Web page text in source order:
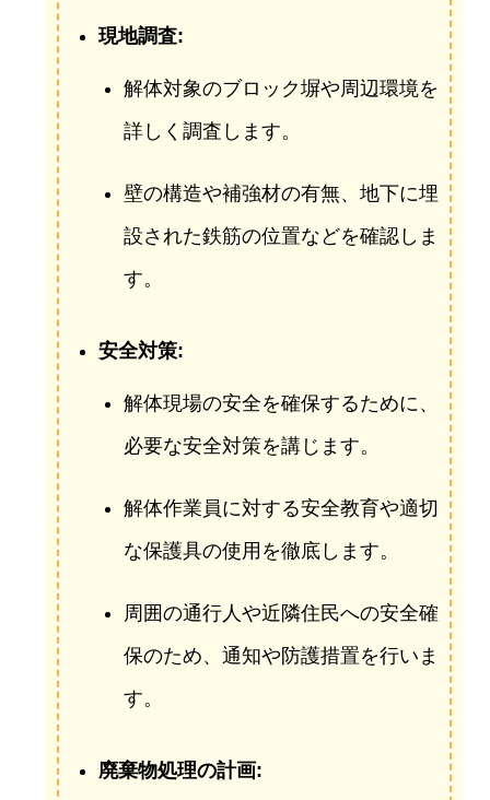
現地調査:
解体対象のブロック塀や周辺環境を
詳しく調査します。
壁の構造や補強材の有無、地下に埋
設された鉄筋の位置などを確認しま
す。
安全対策:
解体現場の安全を確保するために、
必要な安全対策を講じます。
解体作業員に対する安全教育や適切
な保護具の使用を徹底します。
周囲の通行人や近隣住民への安全確
保のため、通知や防護措置を行いま
す。
廃棄物処理の計画: